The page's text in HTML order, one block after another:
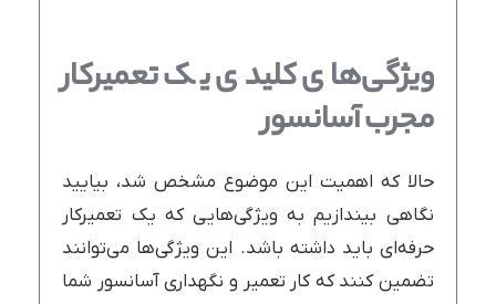
ویژگی‌های کلیدی یک تعمیرکار
مجرب آسانسور
حالا که اهمیت این موضوع مشخص شد، بیایید
نگاهی بیندازیم به ویژگی‌هایی که یک تعمیرکار
حرفه‌ای باید داشته باشد. این ویژگی‌ها می‌توانند
تضمین کنند که کار تعمیر و نگهداری آسانسور شما